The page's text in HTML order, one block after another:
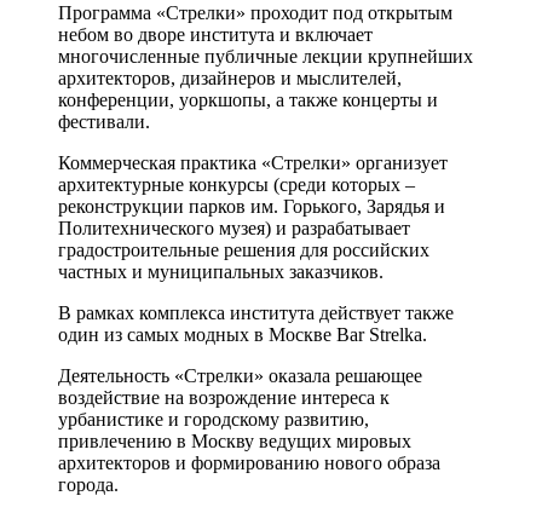
Программа «Стрелки» проходит под открытым
небом во дворе института и включает
многочисленные публичные лекции крупнейших
архитекторов, дизайнеров и мыслителей,
конференции, уоркшопы, а также концерты и
фестивали.
Коммерческая практика «Стрелки» организует
архитектурные конкурсы (среди которых –
реконструкции парков им. Горького, Зарядья и
Политехнического музея) и разрабатывает
градостроительные решения для российских
частных и муниципальных заказчиков.
В рамках комплекса института действует также
один из самых модных в Москве Bar Strelka.
Деятельность «Стрелки» оказала решающее
воздействие на возрождение интереса к
урбанистике и городскому развитию,
привлечению в Москву ведущих мировых
архитекторов и формированию нового образа
города.